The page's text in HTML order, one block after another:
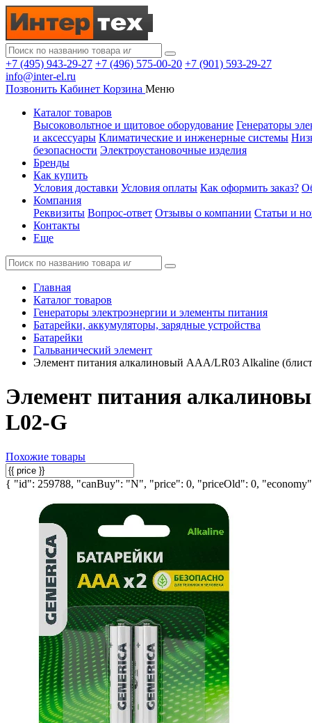
+7 (495) 943-29-27 +7 (496) 575-00-20 +7 (901) 593-29-27
info@inter-el.ru
Позвонить Кабинет Корзина Меню
Каталог товаров
Высоковольтное и щитовое оборудование Генераторы
и аксессуары Климатические и инженерные системы
безопасности Электроустановочные изделия
Бренды
Как купить
Условия доставки Условия оплаты Как оформить заказ?
Компания
Реквизиты Вопрос-ответ Отзывы о компании Статьи и
Контакты
Еще
Главная
Каталог товаров
Генераторы электроэнергии и элементы питания
Батарейки, аккумуляторы, зарядные устройства
Батарейки
Гальванический элемент
Элемент питания алкалиновый AAA/LR03 Alkaline
Элемент питания
L02-G
Похожие товары
{ "id": 259788, "canBuy": "N", "price": 0, "priceOld": 0,